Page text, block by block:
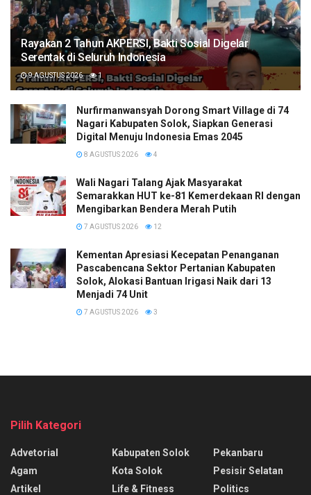
Rayakan 2 Tahun AKPERSI, Bakti Sosial Digelar
Serentak di Seluruh Indonesia
9 AGUSTUS 2026 1
Nurfirmanwansyah Dorong Smart Village di 74
Nagari Kabupaten Solok, Siapkan Generasi
Digital Menuju Indonesia Emas 2045
8 AGUSTUS 2026 4
Wali Nagari Talang Ajak Masyarakat
Semarakkan HUT ke-81 Kemerdekaan RI dengan
Mengibarkan Bendera Merah Putih
7 AGUSTUS 2026 12
Kementan Apresiasi Kecepatan Penanganan
Pascabencana Sektor Pertanian Kabupaten
Solok, Alokasi Bantuan Irigasi Naik dari 13
Menjadi 74 Unit
7 AGUSTUS 2026 3
Pilih Kategori
Advetorial
Agam
Artikel
Kabupaten Solok
Kota Solok
Life & Fitness
Pekanbaru
Pesisir Selatan
Politics